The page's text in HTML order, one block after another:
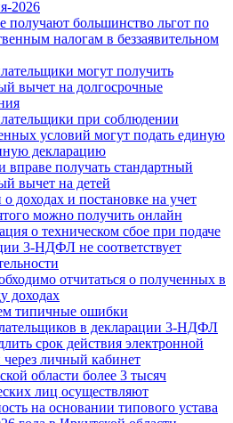
2026
получают большинство льгот по
налогам в беззаявительном
могут получить
вычет на долгосрочные
при соблюдении
условий могут подать единую
декларацию
вправе получать стандартный
вычет на детей
доходах и постановке на учет
можно получить онлайн
о техническом сбое при подаче
3-НДФЛ не соответствует
отчитаться о полученных в
доходах
типичные ошибки
в декларации 3-НДФЛ
срок действия электронной
личный кабинет
области более 3 тысяч
лиц осуществляют
на основании типового устава